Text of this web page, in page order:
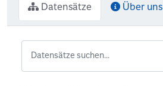
Datensätze Über uns